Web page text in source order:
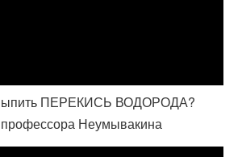
выпить ПЕРЕКИСЬ ВОДОРОДА?
Неумывакина